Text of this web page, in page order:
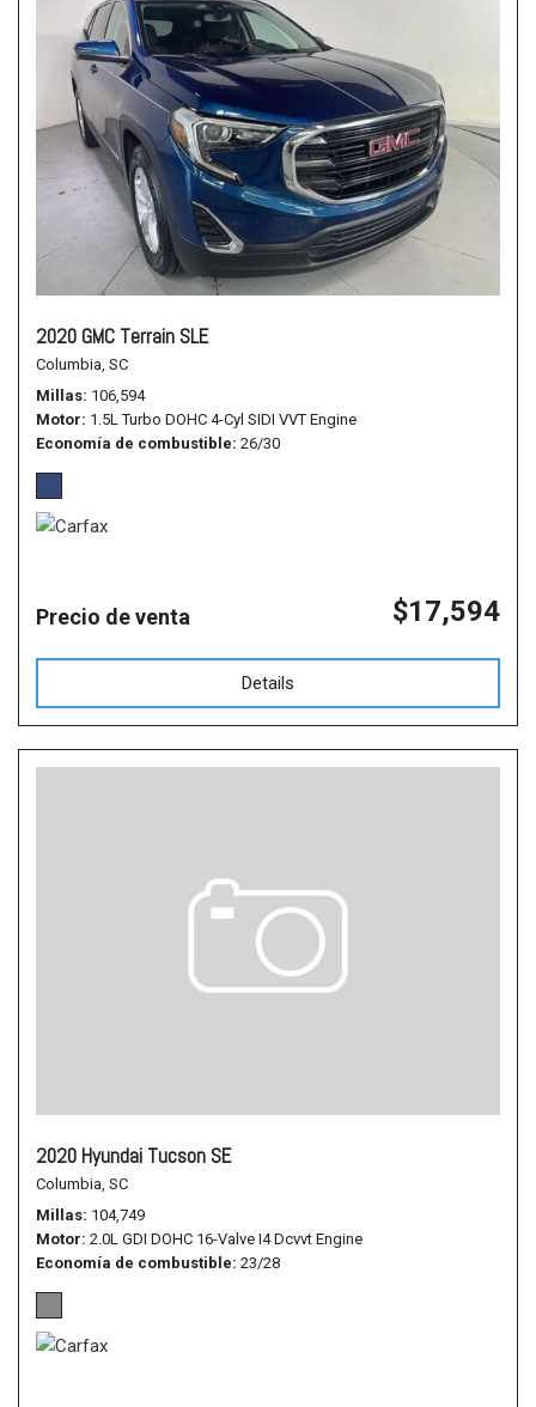
2020 GMC Terrain SLE
Columbia, SC
Millas 106,594
Motor 1.5L Turbo DOHC 4-Cyl SIDI VVT Engine
Economía de combustible 26/30
Precio de venta $17,594
Details
2020 Hyundai Tucson SE
Columbia, SC
Millas 104,749
Motor 2.0L GDI DOHC 16-Valve I4 Dcvvt Engine
Economía de combustible 23/28